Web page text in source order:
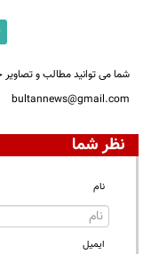
شما می توانید مطالب و تصاویر
bultannews@gmail.com
نظر شما
نام
ایمیل